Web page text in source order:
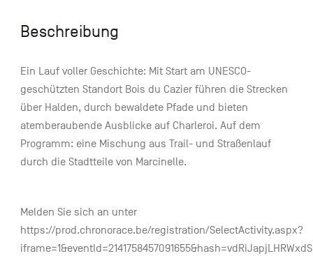
Beschreibung
Ein Lauf voller Geschichte: Mit Start am UNESCO-
geschützten Standort Bois du Cazier führen die Strecken
über Halden, durch bewaldete Pfade und bieten
atemberaubende Ausblicke auf Charleroi. Auf dem
Programm: eine Mischung aus Trail- und Straßenlauf
durch die Stadtteile von Marcinelle.
Melden Sie sich an unter
https://prod.chronorace.be/registration/SelectActivity.aspx?